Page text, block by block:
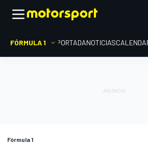
FÓRMULA 1 PORTADANOTICIAS
Fórmula 1